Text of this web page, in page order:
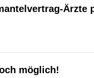
Ärzte
möglich!